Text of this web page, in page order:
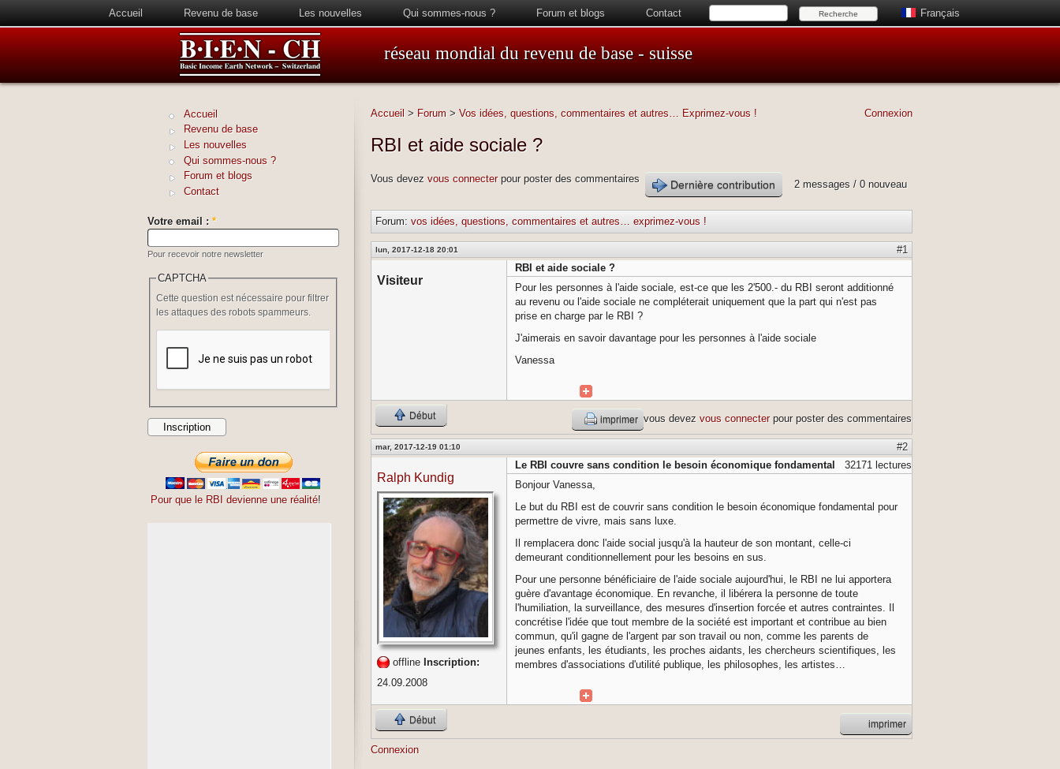
Accueil Revenu de base Les nouvelles Qui sommes-nous ? Forum et blogs Contact Français
réseau mondial du revenu de base - suisse
Connexion
Accueil > Forum >Vos idées, questions, commentaires et autres… Exprimez-vous !
RBI et aide sociale ?
2 messages / 0 nouveau
Vous devezvous connecterpour poster des commentaires Dernière contribution
Forum:vos idées, questions, commentaires et autres… exprimez-vous !
lun, 2017-12-18 20:01 #1
Visiteur
RBI et aide sociale ?
Pour les personnes à l'aide sociale, est-ce que les 2'500.- du RBI seront additionné
au revenu ou l'aide sociale ne compléterait uniquement que la part qui n'est pas
prise en charge par le RBI ?
J'aimerais en savoir davantage pour les personnes à l'aide sociale
Vanessa
Début imprimer vous devez vous connecterpour poster des commentaires
mar, 2017-12-19 01:10 #2
Ralph Kundig
offlineInscription:
24.09.2008
32171 lectures
Le RBI couvre sans condition le besoin économique fondamental
Bonjour Vanessa,
Le but du RBI est de couvrir sans condition le besoin économique fondamental pour
permettre de vivre, mais sans luxe.
Il remplacera donc l'aide social jusqu'à la hauteur de son montant, celle-ci
demeurant conditionnellement pour les besoins en sus.
Pour une personne bénéficiaire de l'aide sociale aujourd'hui, le RBI ne lui apportera
guère d'avantage économique. En revanche, il libérera la personne de toute
l'humiliation, la surveillance, des mesures d'insertion forcée et autres contraintes. Il
concrétise l'idée que tout membre de la société est important et contribue au bien
commun, qu'il gagne de l'argent par son travail ou non, comme les parents de
jeunes enfants, les étudiants, les proches aidants, les chercheurs scientifiques, les
membres d'associations d'utilité publique, les philosophes, les artistes…
Début imprimer
Connexion
Accueil
Revenu de base
Les nouvelles
Qui sommes-nous ?
Forum et blogs
Contact
Votre email : *
Pour recevoir notre newsletter
CAPTCHA
Cette question est nécessaire pour filtrer
les attaques des robots spammeurs.
Pour que le RBI devienne une réalité!